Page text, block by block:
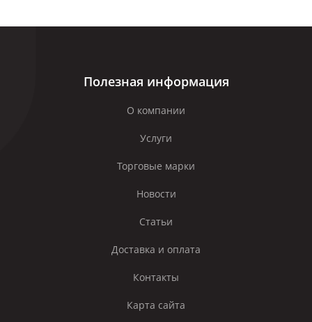
Полезная информация
О компании
Услуги
Торговые марки
Новости
Статьи
Доставка и оплата
Контакты
Карта сайта